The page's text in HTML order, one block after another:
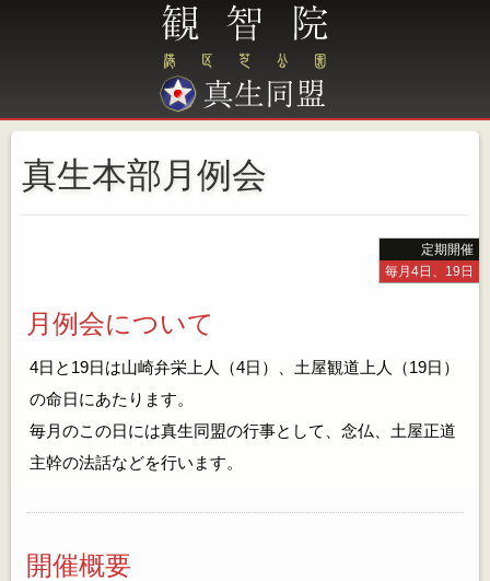
真生本部月例会
定期開催
毎月4日、19日
月例会について
4日と19日は山崎弁栄上人（4日）、土屋観道上人（19日）
の命日にあたります。
毎月のこの日には真生同盟の行事として、念仏、土屋正道
主幹の法話などを行います。
開催概要